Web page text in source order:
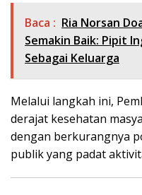
Baca : Ria Norsan
Semakin Baik: Pipit
Sebagai Keluarga
Melalui langkah ini,
derajat kesehatan
dengan berkurangnya
publik yang padat